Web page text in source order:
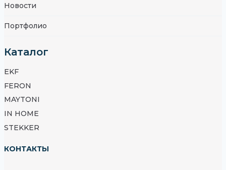
Новости
Портфолио
Каталог
EKF
FERON
MAYTONI
IN HOME
STEKKER
КОНТАКТЫ